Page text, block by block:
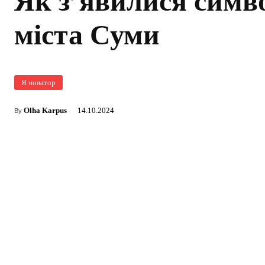
міста Суми
Я новатор
By Olha Karpus 14.10.2024